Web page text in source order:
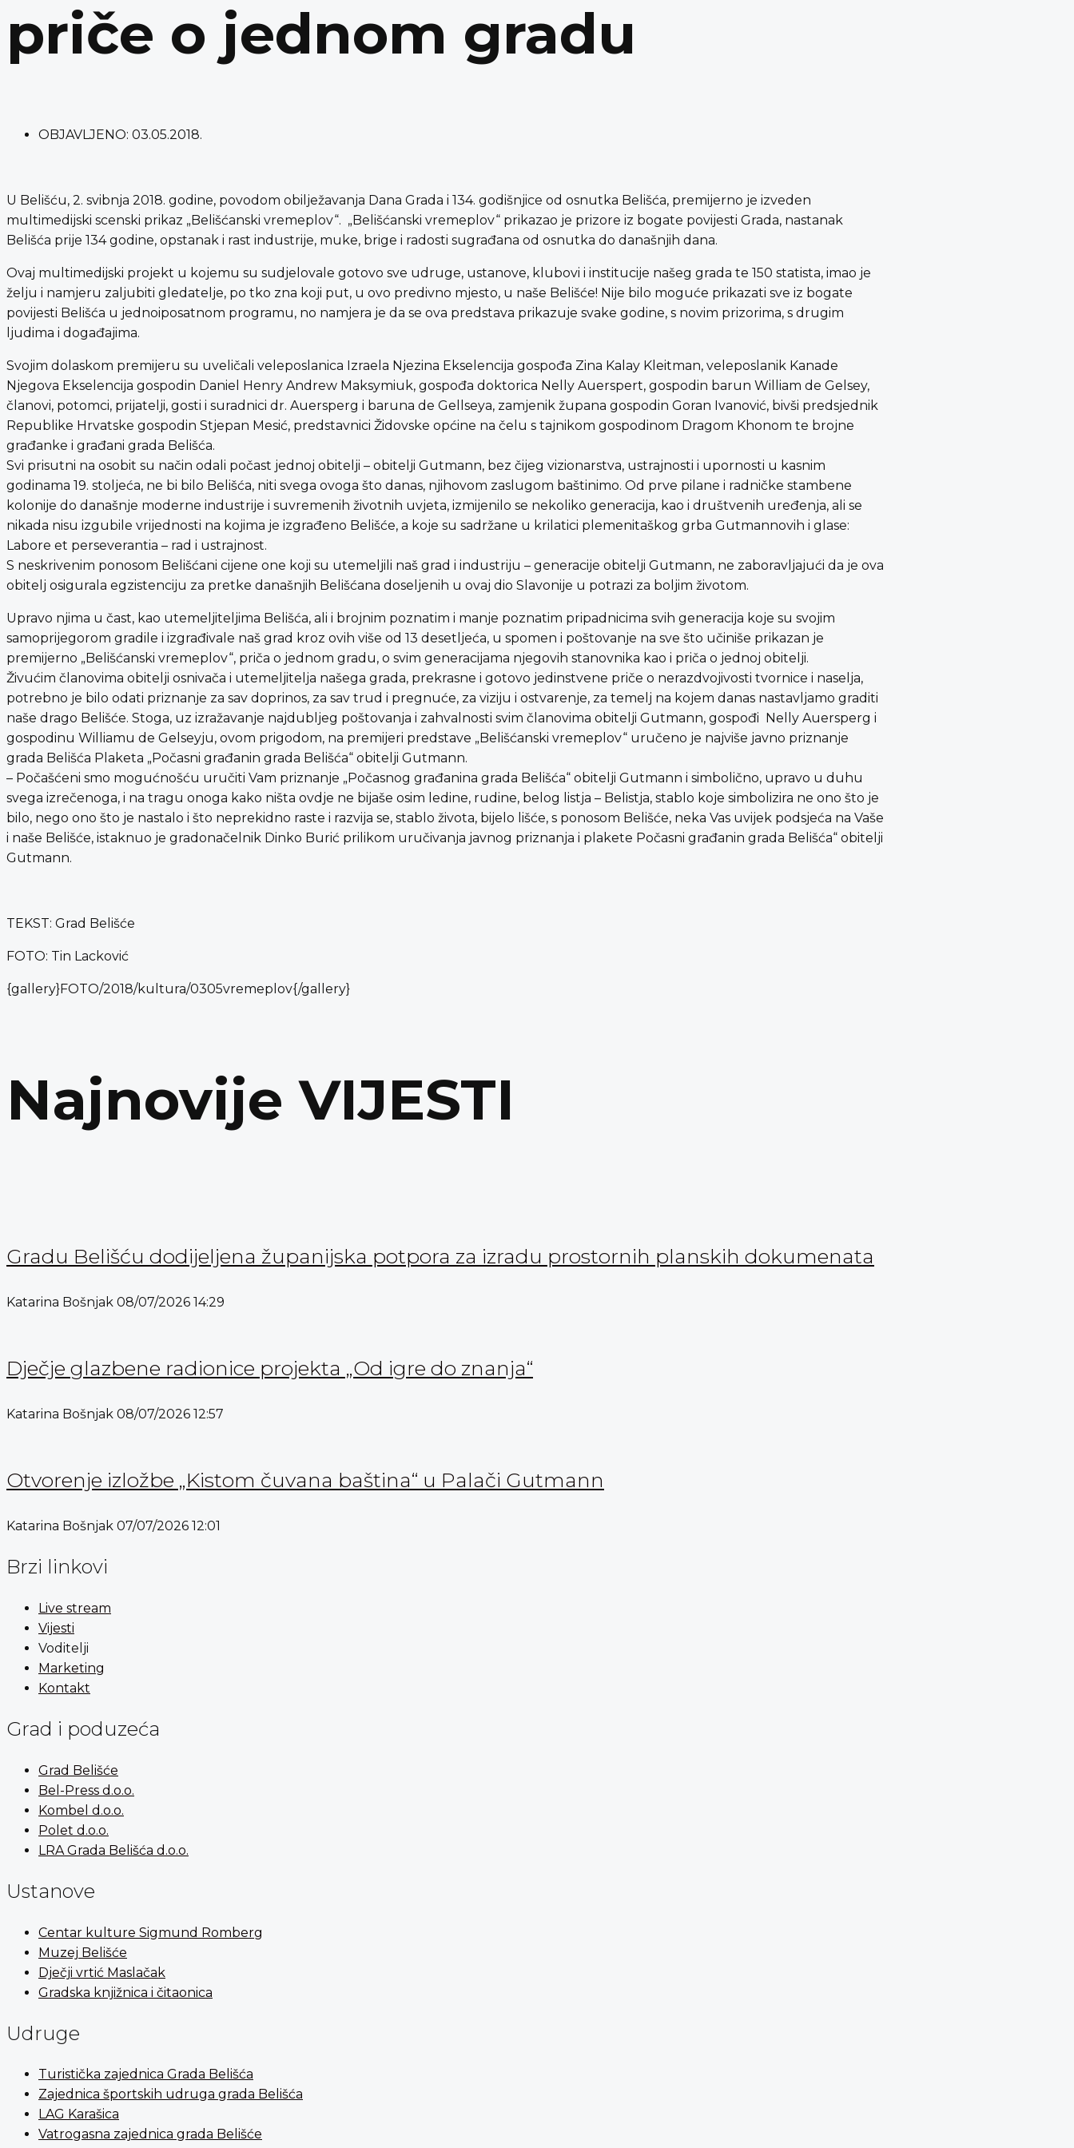
priče o jednom gradu
OBJAVLJENO: 03.05.2018.
U Belišću, 2. svibnja 2018. godine, povodom obilježavanja Dana Grada i 134. godišnjice od osnutka Belišća, premijerno je izveden
multimedijski scenski prikaz „Belišćanski vremeplov“. „Belišćanski vremeplov“ prikazao je prizore iz bogate povijesti Grada, nastanak
Belišća prije 134 godine, opstanak i rast industrije, muke, brige i radosti sugrađana od osnutka do današnjih dana.
Ovaj multimedijski projekt u kojemu su sudjelovale gotovo sve udruge, ustanove, klubovi i institucije našeg grada te 150 statista, imao je
želju i namjeru zaljubiti gledatelje, po tko zna koji put, u ovo predivno mjesto, u naše Belišće! Nije bilo moguće prikazati sve iz bogate
povijesti Belišća u jednoiposatnom programu, no namjera je da se ova predstava prikazuje svake godine, s novim prizorima, s drugim
ljudima i događajima.
Svojim dolaskom premijeru su uveličali veleposlanica Izraela Njezina Ekselencija gospođa Zina Kalay Kleitman, veleposlanik Kanade
Njegova Ekselencija gospodin Daniel Henry Andrew Maksymiuk, gospođa doktorica Nelly Auerspert, gospodin barun William de Gelsey,
članovi, potomci, prijatelji, gosti i suradnici dr. Auersperg i baruna de Gellseya, zamjenik župana gospodin Goran Ivanović, bivši predsjednik
Republike Hrvatske gospodin Stjepan Mesić, predstavnici Židovske općine na čelu s tajnikom gospodinom Dragom Khonom te brojne
građanke i građani grada Belišća.
Svi prisutni na osobit su način odali počast jednoj obitelji – obitelji Gutmann, bez čijeg vizionarstva, ustrajnosti i upornosti u kasnim
godinama 19. stoljeća, ne bi bilo Belišća, niti svega ovoga što danas, njihovom zaslugom baštinimo. Od prve pilane i radničke stambene
kolonije do današnje moderne industrije i suvremenih životnih uvjeta, izmijenilo se nekoliko generacija, kao i društvenih uređenja, ali se
nikada nisu izgubile vrijednosti na kojima je izgrađeno Belišće, a koje su sadržane u krilatici plemenitaškog grba Gutmannovih i glase:
Labore et perseverantia – rad i ustrajnost.
S neskrivenim ponosom Belišćani cijene one koji su utemeljili naš grad i industriju – generacije obitelji Gutmann, ne zaboravljajući da je ova
obitelj osigurala egzistenciju za pretke današnjih Belišćana doseljenih u ovaj dio Slavonije u potrazi za boljim životom.
Upravo njima u čast, kao utemeljiteljima Belišća, ali i brojnim poznatim i manje poznatim pripadnicima svih generacija koje su svojim
samoprijegorom gradile i izgrađivale naš grad kroz ovih više od 13 desetljeća, u spomen i poštovanje na sve što učiniše prikazan je
premijerno „Belišćanski vremeplov“, priča o jednom gradu, o svim generacijama njegovih stanovnika kao i priča o jednoj obitelji.
Živućim članovima obitelji osnivača i utemeljitelja našega grada, prekrasne i gotovo jedinstvene priče o nerazdvojivosti tvornice i naselja,
potrebno je bilo odati priznanje za sav doprinos, za sav trud i pregnuće, za viziju i ostvarenje, za temelj na kojem danas nastavljamo graditi
naše drago Belišće. Stoga, uz izražavanje najdubljeg poštovanja i zahvalnosti svim članovima obitelji Gutmann, gospođi Nelly Auersperg i
gospodinu Williamu de Gelseyju, ovom prigodom, na premijeri predstave „Belišćanski vremeplov“ uručeno je najviše javno priznanje
grada Belišća Plaketa „Počasni građanin grada Belišća“ obitelji Gutmann.
– Počašćeni smo mogućnošću uručiti Vam priznanje „Počasnog građanina grada Belišća“ obitelji Gutmann i simbolično, upravo u duhu
svega izrečenoga, i na tragu onoga kako ništa ovdje ne bijaše osim ledine, rudine, belog listja – Belistja, stablo koje simbolizira ne ono što je
bilo, nego ono što je nastalo i što neprekidno raste i razvija se, stablo života, bijelo lišće, s ponosom Belišće, neka Vas uvijek podsjeća na Vaše
i naše Belišće, istaknuo je gradonačelnik Dinko Burić prilikom uručivanja javnog priznanja i plakete Počasni građanin grada Belišća“ obitelji
Gutmann.
TEKST: Grad Belišće
FOTO: Tin Lacković
{gallery}FOTO/2018/kultura/0305vremeplov{/gallery}
Najnovije VIJESTI
Gradu Belišću dodijeljena županijska potpora za izradu prostornih planskih dokumenata
Katarina Bošnjak 08/07/2026 14:29
Dječje glazbene radionice projekta „Od igre do znanja“
Katarina Bošnjak 08/07/2026 12:57
Otvorenje izložbe „Kistom čuvana baština“ u Palači Gutmann
Katarina Bošnjak 07/07/2026 12:01
Brzi linkovi
Live stream
Vijesti
Voditelji
Marketing
Kontakt
Grad i poduzeća
Grad Belišće
Bel-Press d.o.o.
Kombel d.o.o.
Polet d.o.o.
LRA Grada Belišća d.o.o.
Ustanove
Centar kulture Sigmund Romberg
Muzej Belišće
Dječji vrtić Maslačak
Gradska knjižnica i čitaonica
Udruge
Turistička zajednica Grada Belišća
Zajednica športskih udruga grada Belišća
LAG Karašica
Vatrogasna zajednica grada Belišće